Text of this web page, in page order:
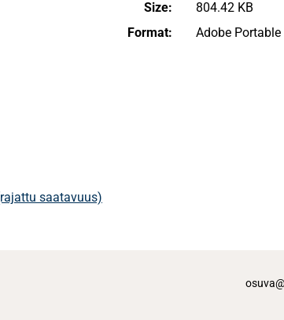
Size:
804.42 KB
Format:
Adobe
saatavuus)